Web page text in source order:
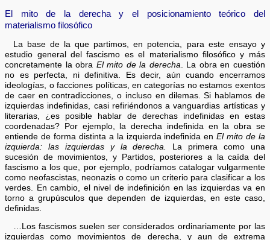
El mito de la derecha y el posicionamiento teórico del
materialismo filosófico
La base de la que partimos, en potencia, para este ensayo y
estudio general del fascismo es el materialismo filosófico y más
concretamente la obra El mito de la derecha . La obra en cuestión
no es perfecta, ni definitiva. Es decir, aún cuando encerramos
ideologías, o facciones políticas, en categorías no estamos exentos
de caer en contradicciones, o incluso en dilemas. Si hablamos de
izquierdas indefinidas, casi refiriéndonos a vanguardias artísticas y
literarias, ¿es posible hablar de derechas indefinidas en estas
coordenadas? Por ejemplo, la derecha indefinida en la obra se
entiende de forma distinta a la izquierda indefinida enEl mito de la
izquierda: las izquierdas y la derecha.
La primera como una
sucesión de movimientos, y Partidos, posteriores a la caída del
fascismo a los que, por ejemplo, podríamos catalogar vulgarmente
como neofascistas, neonazis o como un criterio para clasificar a los
verdes. En cambio, el nivel de indefinición en las izquierdas va en
torno a grupúsculos que dependen de izquierdas, en este caso,
definidas.
…Los fascismos suelen ser considerados ordinariamente por las
izquierdas como movimientos de derecha, y aun de extrema